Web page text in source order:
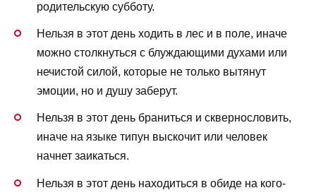
родительскую субботу.
Нельзя в этот день ходить в лес и в поле, иначе
можно столкнуться с блуждающими духами или
нечистой силой, которые не только вытянут
эмоции, но и душу заберут.
Нельзя в этот день браниться и сквернословить,
иначе на языке типун выскочит или человек
начнет заикаться.
Нельзя в этот день находиться в обиде на кого-